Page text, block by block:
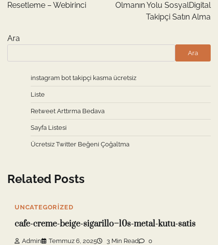
Resetleme – Webirinci
Olmanın Yolu SosyalDigital
Takipçi Satın Alma
Ara
Ara
instagram bot takipçi kasma ücretsiz
Liste
Retweet Arttırma Bedava
Sayfa Listesi
Ücretsiz Twitter Beğeni Çoğaltma
Related Posts
UNCATEGORIZED
cafe-creme-beige-sigarillo–10s-metal-kutu-satis
Admin Temmuz 6, 2025 3 Min Read 0